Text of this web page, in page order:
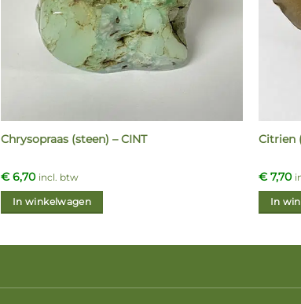
Chrysopraas (steen) – CINT
€6,70 incl. btw
In winkelwagen
Citrien
€7,70
In